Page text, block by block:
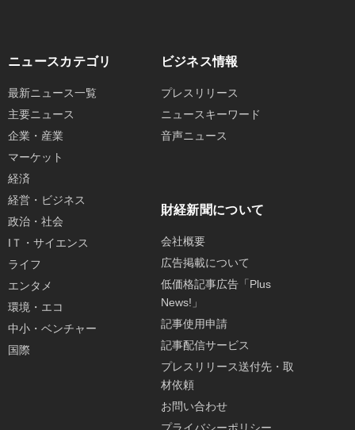
ニュースカテゴリ
最新ニュース一覧
主要ニュース
企業・産業
マーケット
経済
経営・ビジネス
政治・社会
IＴ・サイエンス
ライフ
エンタメ
環境・エコ
中小・ベンチャー
国際
ビジネス情報
プレスリリース
ニュースキーワード
音声ニュース
財経新聞について
会社概要
広告掲載について
低価格記事広告「Plus
News!」
記事使用申請
記事配信サービス
プレスリリース送付先・取
材依頼
お問い合わせ